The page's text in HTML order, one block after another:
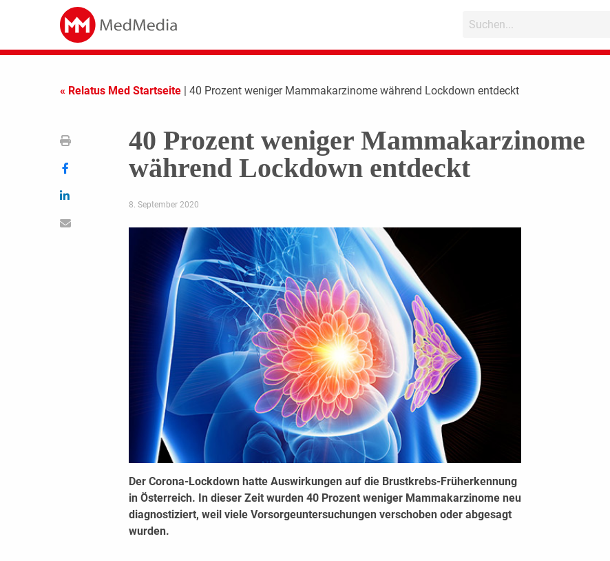
« Relatus Med Startseite | 40 Prozent weniger Mammakarzinome während Lockdown entdeckt
40 Prozent weniger Mammakarzinome
während Lockdown entdeckt
8. September 2020
Der Corona-Lockdown hatte Auswirkungen auf die Brustkrebs-Früherkennung
in Österreich. In dieser Zeit wurden 40 Prozent weniger Mammakarzinome neu
diagnostiziert, weil viele Vorsorgeuntersuchungen verschoben oder abgesagt
wurden.